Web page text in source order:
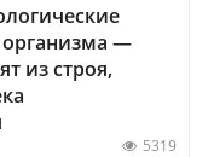
—
из строя,
5319